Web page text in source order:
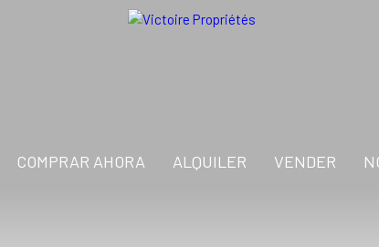
COMPRAR AHORA ALQUILER VENDER